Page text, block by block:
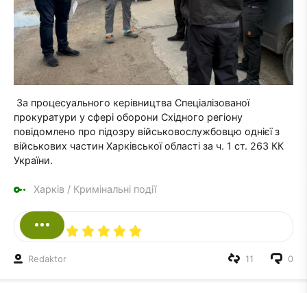
За процесуального керівництва Спеціалізованої
прокуратури у сфері оборони Східного регіону
повідомлено про підозру військовослужбовцю однієї з
військових частин Харківської області за ч. 1 ст. 263 КК
України.
Харків / Кримінальні події
Redaktor 0
11